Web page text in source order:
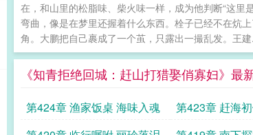
在，和山里的松脂味、柴火味一样，成为他判断“这
弯曲，像是在梦里还握着什么东西。栓子已经不在炕
角。大鹏把自己裹成了一个茧，只露出一撮乱发。王
《知青拒绝回城：赶山打猎娶俏寡妇》最
第424章 渔家饭桌 海味入魂
第423章 赶海